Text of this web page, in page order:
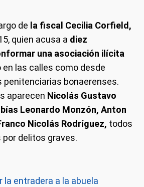
de la fiscal Cecilia Corfield,
quien acusa a diez
una asociación ilícita
las calles como desde
bonaerenses.
aparecen Nicolás Gustavo
Leonardo Monzón, Anton
Nicolás Rodríguez, todos
delitos graves.
la entradera a la abuela